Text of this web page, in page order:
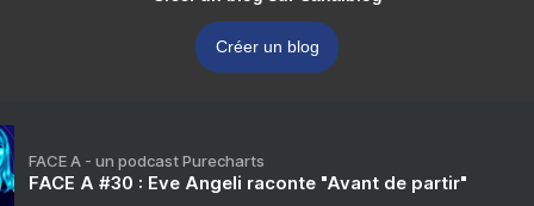
Créer un blog
FACE A - un podcast Purecharts
FACE A #30 : Eve Angeli raconte "Avant de partir"